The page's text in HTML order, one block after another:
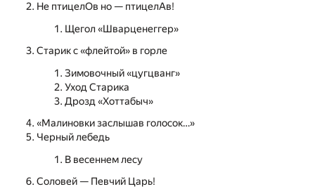
Не птицелОв но — птицелАв!
Щегол «Шварценеггер»
Старик с «флейтой» в горле
Зимовочный «цугцванг»
Уход Старика
Дрозд «Хоттабыч»
«Малиновки заслышав голосок…»
Черный лебедь
В весеннем лесу
Соловей — Певчий Царь!